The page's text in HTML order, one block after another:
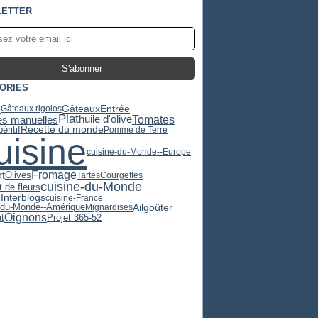
Gâteaux rigolosGâteauxEntrée
manuellesPlathuile d'oliveTomates
Recette du mondePomme de Terre
cuisine-du-Monde--Europe
Olives FromageTartesCourgettes
de fleurscuisine-du-Monde
cuisine-France
Monde--AmériqueMignardisesAilgoûter
OignonsProjet 365-52